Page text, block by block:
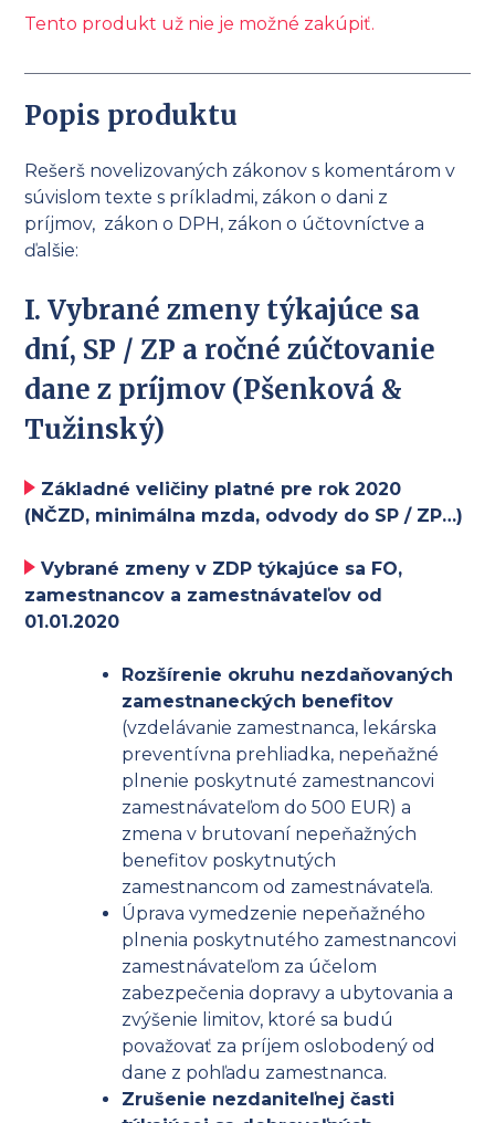
Tento produkt už nie je možné zakúpiť.
Popis produktu
Rešerš novelizovaných zákonov s komentárom v
súvislom texte s príkladmi, zákon o dani z
príjmov, zákon o DPH, zákon o účtovníctve a
ďalšie:
I.Vybrané zmeny týkajúce sa
dní, SP / ZP a ročné zúčtovanie
dane z príjmov (Pšenková &
Tužinský)
Základné veličiny platné pre rok 2020
(NČZD, minimálna mzda, odvody do SP / ZP…)
Vybrané zmeny v ZDP týkajúce sa FO,
zamestnancov a zamestnávateľov od
01.01.2020
Rozšírenie okruhu nezdaňovaných
zamestnaneckých benefitov
(vzdelávanie zamestnanca, lekárska
preventívna prehliadka, nepeňažné
plnenie poskytnuté zamestnancovi
zamestnávateľom do 500 EUR) a
zmena v brutovaní nepeňažných
benefitov poskytnutých
zamestnancom od zamestnávateľa.
Úprava vymedzenie nepeňažného
plnenia poskytnutého zamestnancovi
zamestnávateľom za účelom
zabezpečenia dopravy a ubytovania a
zvýšenie limitov, ktoré sa budú
považovať za príjem oslobodený od
dane z pohľadu zamestnanca.
Zrušenie nezdaniteľnej časti